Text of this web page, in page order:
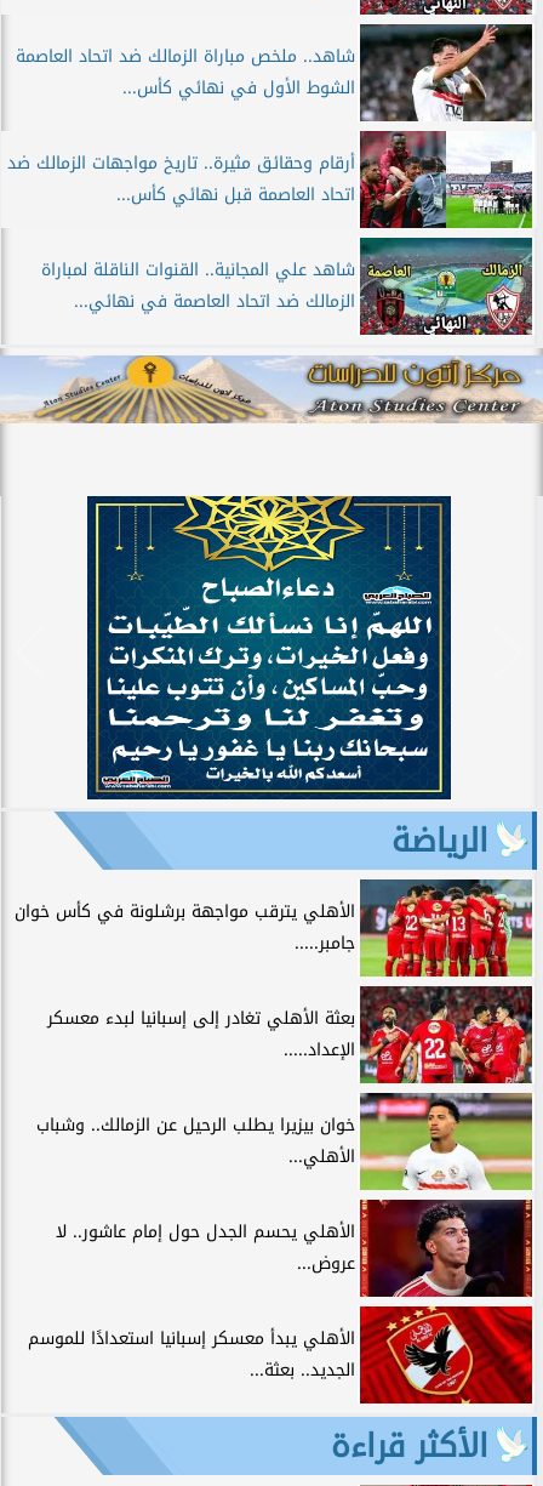
شاهد.. ملخص مباراة الزمالك ضد اتحاد العاصمة
الشوط الأول في نهائي كأس...
أرقام وحقائق مثيرة.. تاريخ مواجهات الزمالك ضد
اتحاد العاصمة قبل نهائي كأس...
شاهد علي المجانية.. القنوات الناقلة لمباراة
الزمالك ضد اتحاد العاصمة في نهائي...
الرياضة
الأهلي يترقب مواجهة برشلونة في كأس خوان
جامبر.....
بعثة الأهلي تغادر إلى إسبانيا لبدء معسكر
الإعداد.....
خوان بيزيرا يطلب الرحيل عن الزمالك.. وشباب
الأهلي...
الأهلي يحسم الجدل حول إمام عاشور.. لا
عروض...
الأهلي يبدأ معسكر إسبانيا استعدادًا للموسم
الجديد.. بعثة...
الأكثر قراءة